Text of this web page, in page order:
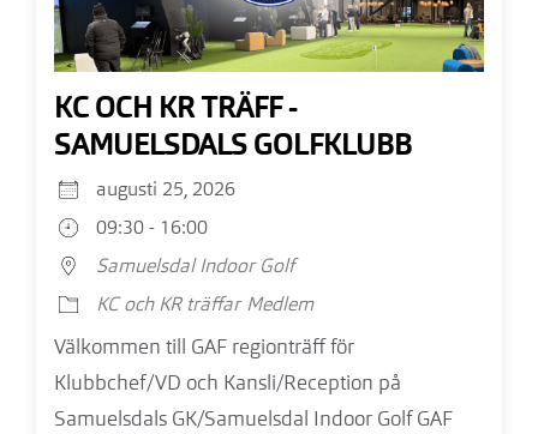
KC OCH KR TRÄFF -
SAMUELSDALS GOLFKLUBB
augusti 25, 2026
09:30 - 16:00
Samuelsdal Indoor Golf
KC och KR träffar Medlem
Välkommen till GAF regionträff för
Klubbchef/VD och Kansli/Reception på
Samuelsdals GK/Samuelsdal Indoor Golf GAF